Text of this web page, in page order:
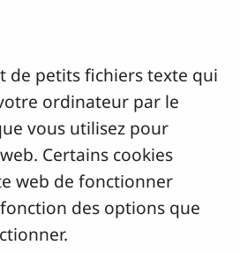
de petits fichiers texte qui
ordinateur par le
vous utilisez pour
Certains cookies
web de fonctionner
des options que